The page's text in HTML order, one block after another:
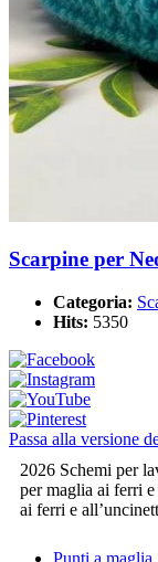
Scarpine per
Categoria:
Hits: 5350
Passa alla versione
2026 Schemi per
per maglia ai ferri
ai ferri e
Punti a maglia